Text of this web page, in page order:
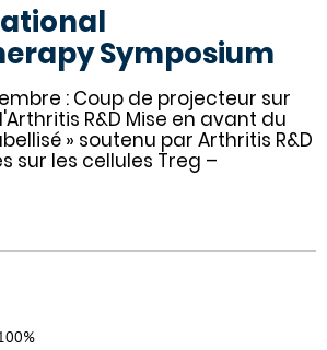
Symposium
: Coup de projecteur sur
R&D Mise en avant du
» soutenu par Arthritis R&D
sur les cellules Treg –